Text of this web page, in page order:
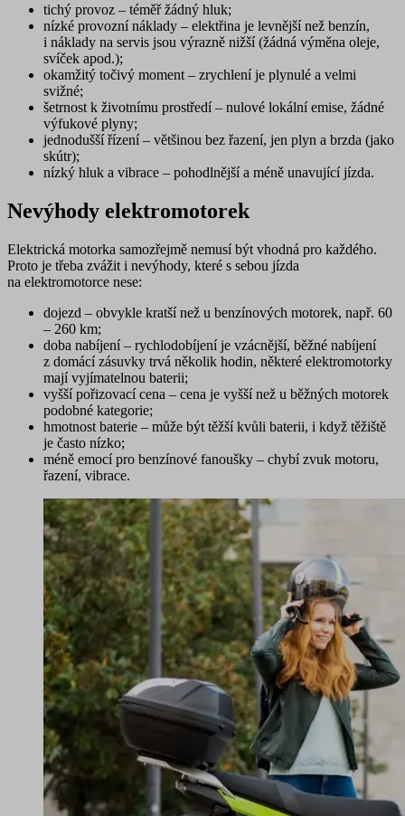
tichý provoz – téměř žádný hluk;
nízké provozní náklady – elektřina je levnější než benzín,
i náklady na servis jsou výrazně nižší (žádná výměna oleje,
svíček apod.);
okamžitý točivý moment – zrychlení je plynulé a velmi
svižné;
šetrnost k životnímu prostředí– nulové lokální emise, žádné
výfukové plyny;
jednodušší řízení– většinou bez řazení, jen plyn a brzda (jako
skútr);
nízký hluk a vibrace – pohodlnější a méně unavující jízda.
Nevýhody elektromotorek
Elektrická motorka samozřejmě nemusí být vhodná pro každého.
Proto je třeba zvážit i nevýhody, které s sebou jízda
na elektromotorce nese:
dojezd – obvykle kratší než u benzínových motorek, např. 60
– 260 km;
doba nabíjení– rychlodobíjení je vzácnější, běžné nabíjení
z domácí zásuvky trvá několik hodin, některé elektromotorky
mají vyjímatelnou baterii;
vyšší pořizovací cena – cena je vyšší než u běžných motorek
podobné kategorie;
hmotnost baterie – může být těžší kvůli baterii, i když těžiště
je často nízko;
méně emocí pro benzínové fanoušky – chybí zvuk motoru,
řazení, vibrace.